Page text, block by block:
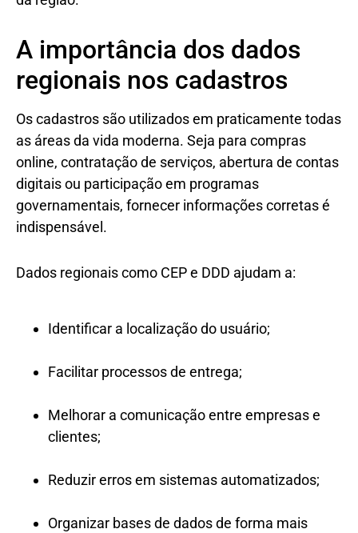
A importância dos dados
regionais nos cadastros
Os cadastros são utilizados em praticamente todas
as áreas da vida moderna. Seja para compras
online, contratação de serviços, abertura de contas
digitais ou participação em programas
governamentais, fornecer informações corretas é
indispensável.
Dados regionais como CEP e DDD ajudam a:
Identificar a localização do usuário;
Facilitar processos de entrega;
Melhorar a comunicação entre empresas e
clientes;
Reduzir erros em sistemas automatizados;
Organizar bases de dados de forma mais